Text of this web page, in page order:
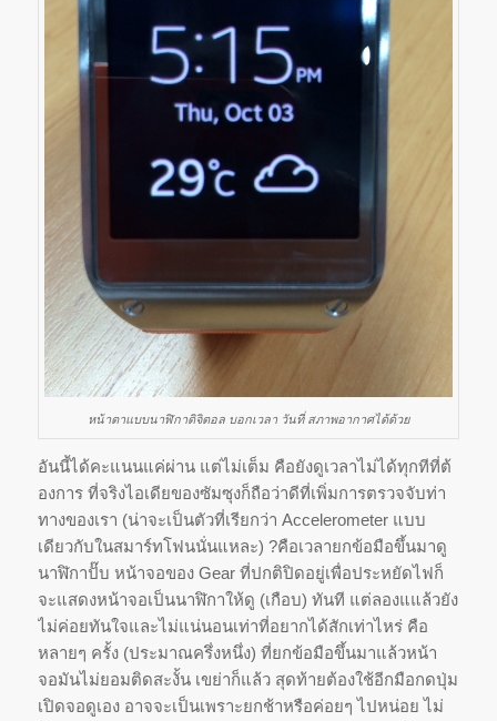
หน้าตาแบบนาฬิกาดิจิตอล บอกเวลา วันที่ สภาพอากาศได้ด้วย
อันนี้ได้คะแนนแค่ผ่าน แต่ไม่เต็ม คือยังดูเวลาไม่ได้ทุกทีที่ต้
องการ ที่จริงไอเดียของซัมซุงก็ถือว่าดีที่เพิ่มการตรวจจับท่า
ทางของเรา (น่าจะเป็นตัวที่เรียกว่า Accelerometer แบบ
เดียวกับในสมาร์ทโฟนนั่นแหละ) ?คือเวลายกข้อมือขึ้นมาดู
นาฬิกาปั๊บ หน้าจอของ Gear ที่ปกติปิดอยู่เพื่อประหยัดไฟก็
จะแสดงหน้าจอเป็นนาฬิกาให้ดู (เกือบ) ทันที แต่ลองแแล้วยัง
ไม่ค่อยทันใจและไม่แน่นอนเท่าที่อยากได้สักเท่าไหร่ คือ
หลายๆ ครั้ง (ประมาณครึ่งหนึ่ง) ที่ยกข้อมือขึ้นมาแล้วหน้า
จอมันไม่ยอมติดสะงั้น เขย่าก็แล้ว สุดท้ายต้องใช้อีกมือกดปุ่ม
เปิดจอดูเอง อาจจะเป็นเพราะยกช้าหรือค่อยๆ ไปหน่อย ไม่